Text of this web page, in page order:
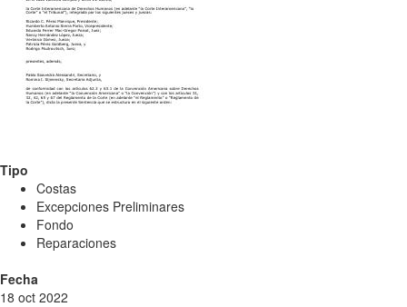
Tipo
Costas
Excepciones Preliminares
Fondo
Reparaciones
Fecha
18 oct 2022